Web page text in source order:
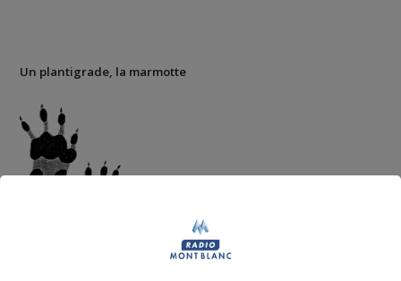
Un plantigrade, la marmotte
Les traces de
rapprochent de celles des lapins et des écureuils ;